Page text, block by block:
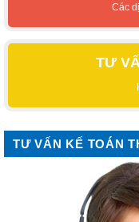
Các
TƯ
TƯ VẤN KẾ TOÁN